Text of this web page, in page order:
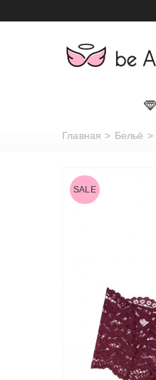
Главная > Бельё >
SALE